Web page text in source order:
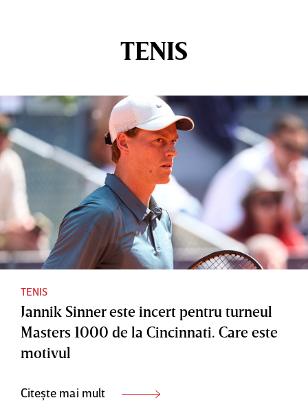
TENIS
TENIS
Jannik Sinner este incert pentru turneul
Masters 1000 de la Cincinnati. Care este
motivul
Citește mai mult